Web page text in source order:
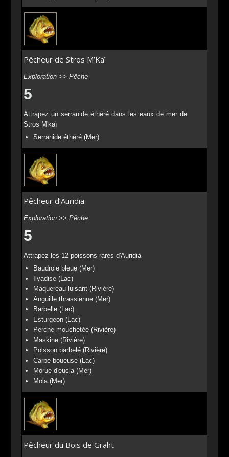
Pêcheur de Stros M’Kaï
Exploration >> Pêche
5
Attrapez un serranide éthéré dans les eaux de mer de
Stros M'kaï
Serranide éthéré (Mer)
Pêcheur d’Auridia
Exploration >> Pêche
5
Attrapez les 12 poissons rares d'Auridia
Baudroie bleue (Mer)
Ilyadise (Lac)
Maquereau luisant (Rivière)
Anguille thrassienne (Mer)
Barbelle (Lac)
Esturgeon (Lac)
Perche mouchetée (Rivière)
Maskine (Rivière)
Poisson barbelé (Rivière)
Carpe boueuse (Lac)
Morue d'eucla (Mer)
Mola (Mer)
Pêcheur du Bois de Graht